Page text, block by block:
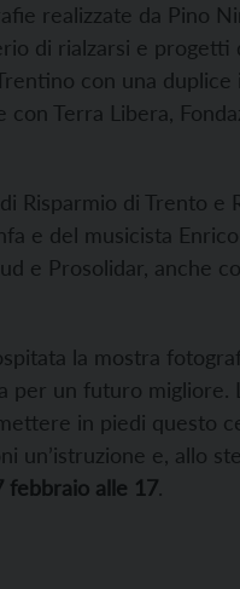
realizzate da Pino
di rialzarsi e progetti
con una duplice
Terra Libera,
Risparmio di Trento e
e del musicista
e Prosolidar, anche
la mostra
per un futuro migliore.
in piedi questo
un’istruzione e, allo
febbraio alle 17.